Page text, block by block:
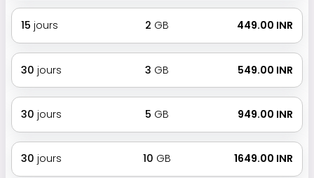
15 jours 2 GB ₹ 449.00 INR
30 jours 3 GB ₹ 549.00 INR
30 jours 5 GB ₹ 949.00 INR
30 jours 10 GB ₹ 1649.00 INR